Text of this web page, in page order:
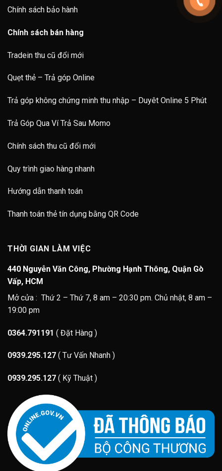
Chính sách bảo hành
Chính sách bán hàng
Tradein thu cũ đổi mới
Quẹt thẻ – Trả góp Online
Trả góp không chứng minh thu nhập – Duyêt Online 5 Phút
Trả Góp Qua Ví Trả Sau Momo
Chính sách thu cũ đổi mới
Quy trình giao hàng nhanh
Hướng dẫn thanh toán
Thanh toán thẻ tín dụng bằng QR Code
THỜI GIAN LÀM VIỆC
440 Nguyễn Văn Công, Phường Hạnh Thông, Quận Gò
Vấp, HCM
Mở cửa : Thứ 2 – Thứ 7, 8 am – 20:30 pm. Chủ nhật, 8 am –
19:00 pm
0364.791191 ( Đặt Hàng )
0939.295.127 ( Tư Vấn Nhanh )
0939.295.127 ( Kỹ Thuật )